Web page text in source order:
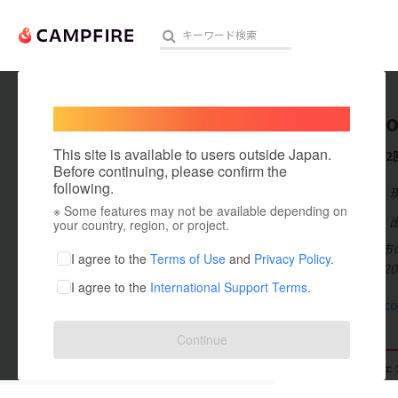
人気のプロジェクト 注目の
アート・写真
テクノロジー・ガジェット
映像・映画
ビジネス・起業
まちづくり・地域活性化
This site is available to users outside Japan.
Before continuing, please confirm the
following.
※ Some features may not be available depending on
your country, region, or project.
I agree to the Terms of Use and Privacy Policy.
I agree to the International Support Terms.
Continue
tocolabo
これまでに2
出身国：日本
金澤が廿日市
逢いました。
プロジ